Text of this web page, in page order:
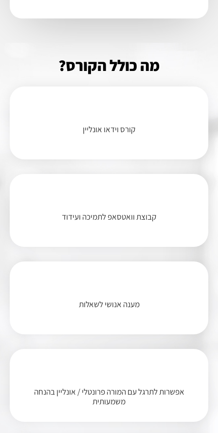
מה כולל הקורס?
קורס וידאו אונליין
קבוצת וואטסאפ לתמיכה ועידוד
מענה אנושי לשאלות
אפשרות לתרגל עם המורה פרונטלי / אונליין בהנחה
משמעותית